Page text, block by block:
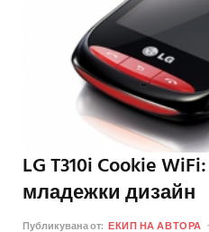
LG T310i Cookie
младежки дизайн
Публикувана от: ЕКИП НА АВТОРА